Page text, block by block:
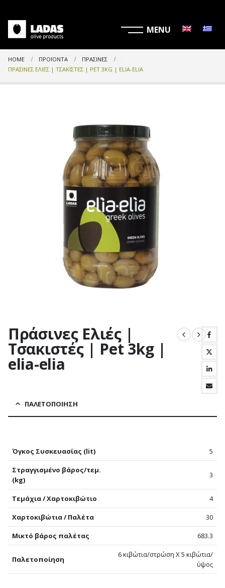
HOME ΠΡΟΪΌΝΤΑ
ΠΡΆΣΙΝΕΣ
ΠΡΆΣΙΝΕΣ ΕΛΙΈΣ | ΤΣΑΚΙΣΤΈΣ | PET 3KG | ELIA-ELIA
Πράσινες Ελιές |
Τσακιστές | Pet 3kg |
elia-elia
ΠΑΛΕΤΟΠΟΊΗΣΗ
Όγκος Συσκευασίας (lit) 5
Στραγγισμένο βάρος/τεμ.
(kg)
3
Τεμάχια / Χαρτοκιβώτιο 4
Χαρτοκιβώτια / Παλέτα 30
Μικτό βάρος παλέτας 683.3
Παλετοποίηση
6 κιβώτια/στρώση Χ 5 κιβώτια/
ύψος